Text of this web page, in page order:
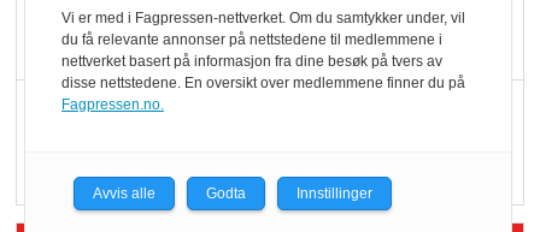
Vi er med i Fagpressen-nettverket. Om du samtykker under, vil
du få relevante annonser på nettstedene til medlemmene i
nettverket basert på informasjon fra dine besøk på tvers av
disse nettstedene. En oversikt over medlemmene finner du på
Fagpressen.no.
Avvis alle Godta Innstillinger